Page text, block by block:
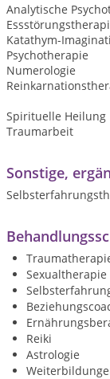
Analytische
Katathym-
Psychotherapie
Numerologie
Spirituelle Heilung
Traumarbeit
Sonstige,
Sexualtherapie
Reiki
Astrologie